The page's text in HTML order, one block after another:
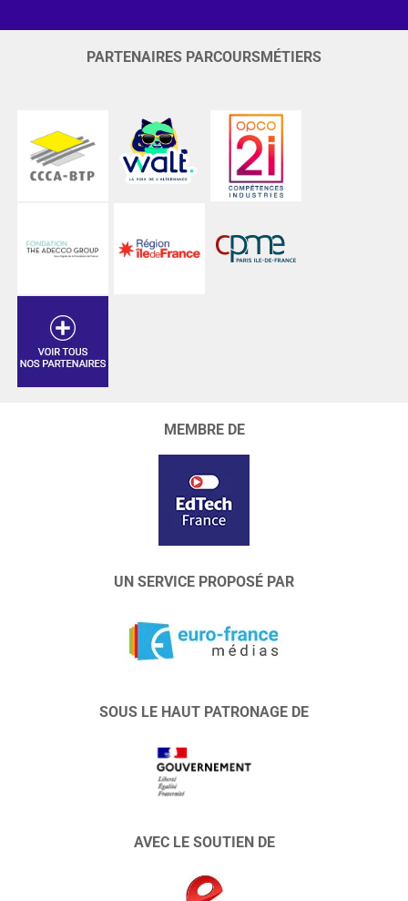
PARTENAIRES PARCOURSMÉTIERS
MEMBRE DE
UN SERVICE PROPOSÉ PAR
SOUS LE HAUT PATRONAGE DE
AVEC LE SOUTIEN DE